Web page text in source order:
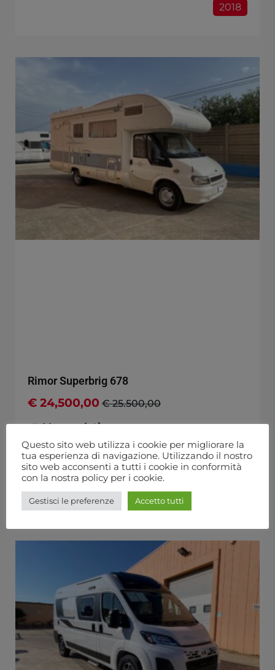
2018
Rimor Superbrig 678
€ 24,500,00 € 25.500,00
Mansardati
7
Ford 2.4 cc 125 cv
Questo sito web utilizza i cookie per migliorare la
tua esperienza di navigazione. Utilizzando il nostro
sito web acconsenti a tutti i cookie in conformità
con la nostra policy per i cookie.
Gestisci le preferenze Accetto tutti